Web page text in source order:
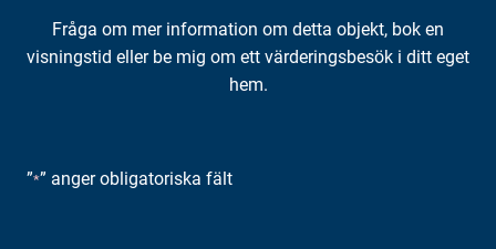
Fråga om mer information om detta objekt, bok en
visningstid eller be mig om ett värderingsbesök i ditt eget
hem.
”*” anger obligatoriska fält